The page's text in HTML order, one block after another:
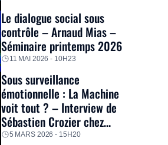
Le dialogue social sous
contrôle – Arnaud Mias –
Séminaire printemps 2026
11 MAI 2026 - 10H23
Sous surveillance
émotionnelle : La Machine
voit tout ? – Interview de
Sébastien Crozier chez
Thinkerview
5 MARS 2026 - 15H20